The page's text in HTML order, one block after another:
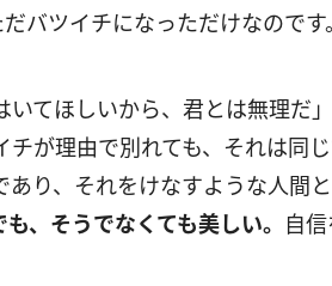
バツイチになっただけなのです。
てほしいから、君とは無理だ
が理由で別れても、それは同
り、それをけなすような人間
、そうでなくても美しい。 自信